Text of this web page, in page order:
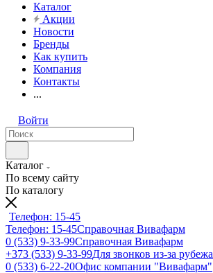
Каталог
Акции
Новости
Бренды
Как купить
Компания
Контакты
...
Войти
Каталог
По всему сайту
По каталогу
Телефон: 15-45
Телефон: 15-45Справочная Вивафарм
0 (533) 9-33-99Справочная Вивафарм
+373 (533) 9-33-99Для звонков из-за рубежа
0 (533) 6-22-20Офис компании "Вивафарм"